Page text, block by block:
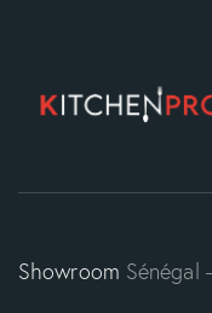
Showroom